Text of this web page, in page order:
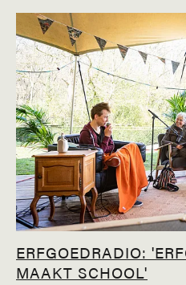
ERFGOEDRADIO:
MAAKT SCHOOL'